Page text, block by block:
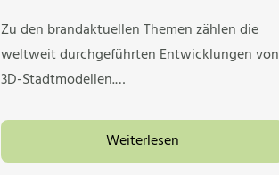
Zu den brandaktuellen Themen zählen die
weltweit durchgeführten Entwicklungen von
3D-Stadtmodellen.…
Weiterlesen